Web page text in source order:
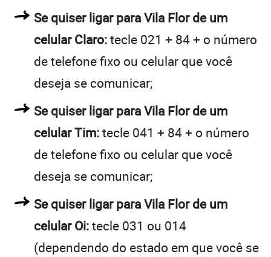
Se quiser ligar para Vila Flor de um
celular Claro:tecle 021 + 84 + o número
de telefone fixo ou celular que você
deseja se comunicar;
Se quiser ligar para Vila Flor de um
celular Tim:tecle 041 + 84 + o número
de telefone fixo ou celular que você
deseja se comunicar;
Se quiser ligar para Vila Flor de um
celular Oi:tecle 031 ou 014
(dependendo do estado em que você se